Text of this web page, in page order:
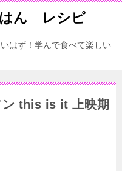
ん レシピ
はず！学んで食べて楽しい
ン this is it 上映期